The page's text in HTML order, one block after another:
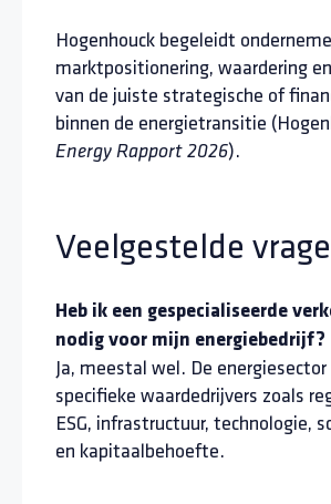
Hogenhouck begeleidt
marktpositionering, waardering
van de juiste strategische of
binnen de energietransitie
Energy Rapport 2026).
Veelgestelde
Heb ik een gespecialiseerde
nodig voor mijn energiebedrijf?
Ja, meestal wel. De
specifieke waardedrijvers zoals
ESG, infrastructuur, technologie,
en kapitaalbehoefte.